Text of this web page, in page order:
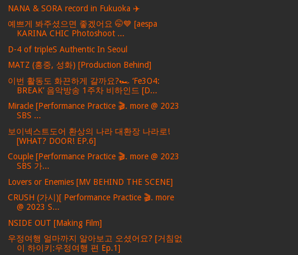
NANA & SORA record in Fukuoka ✈️
예쁘게 봐주셨으면 좋겠어요 🤭💙 [aespa
KARINA CHIC Photoshoot ...
D-4 of tripleS Authentic In Seoul
MATZ (홍중, 성화) [Production Behind]
이번 활동도 화끈하게 갈까요?🏎 ‘Fe3O4:
BREAK’ 음악방송 1주차 비하인드 [D...
Miracle [Performance Practice 🎬. more @ 2023
SBS ...
보이넥스트도어 환상의 나라 대환장 나라로!
[WHAT? DOOR! EP.6]
Couple [Performance Practice 🎬. more @ 2023
SBS 가...
Lovers or Enemies [MV BEHIND THE SCENE]
CRUSH (가시)[ Performance Practice 🎬. more
@ 2023 S...
NSIDE OUT [Making Film]
우정여행 얼마까지 알아보고 오셨어요? [거침없
이 하이키:우정여행 편 Ep.1]